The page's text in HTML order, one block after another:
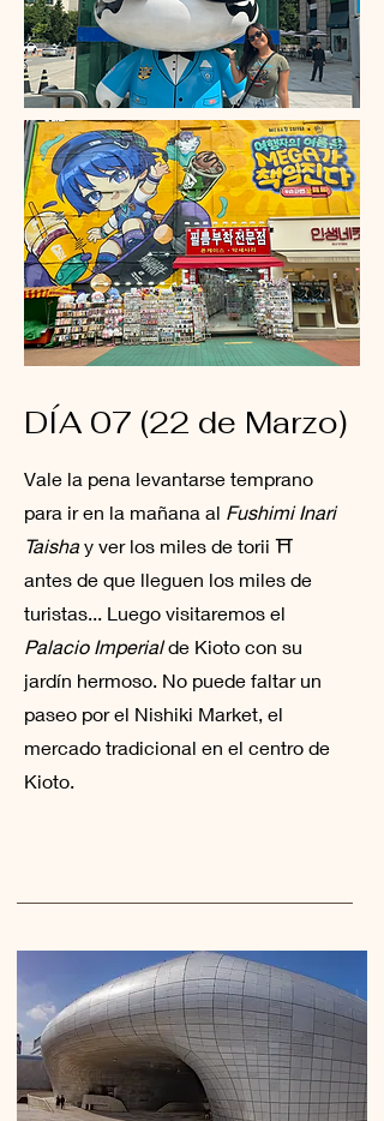
DÍA 07 (22 de Marzo)
Vale la pena levantarse temprano
para ir en la mañana al Fushimi Inari
Taisha y ver los miles de torii ⛩
antes de que lleguen los miles de
turistas... Luego visitaremos el
Palacio Imperialde Kioto con su
jardín hermoso. No puede faltar un
paseo por el Nishiki Market, el
mercado tradicional en el centro de
Kioto.